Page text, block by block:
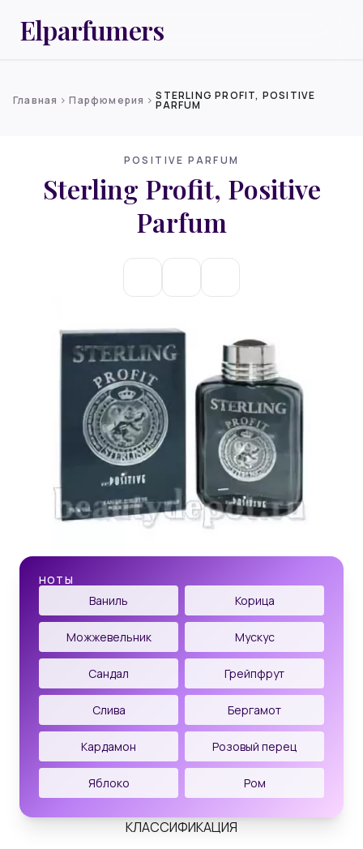
Elparfumers
Главная chevron_rightПарфюмерия chevron_rightSTERLING PROFIT, POSITIVE
PARFUM
POSITIVE PARFUM
Sterling Profit, Positive
Parfum
НОТЫ
Ваниль Корица
Можжевельник Мускус
Сандал Грейпфрут
Слива Бергамот
Кардамон Розовый перец
Яблоко Ром
КЛАССИФИКАЦИЯ